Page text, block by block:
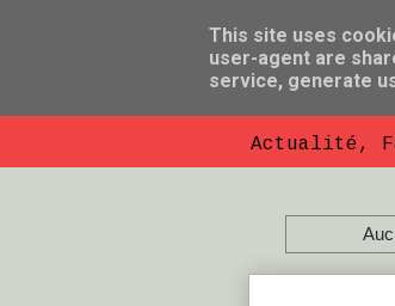
So
Actualité,
This site uses
user-agent are
service, generate